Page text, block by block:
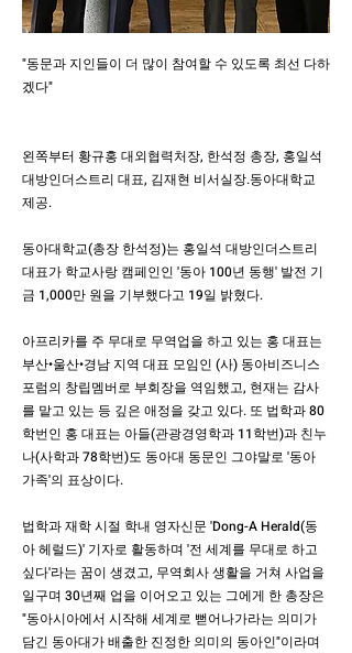
"동문과 지인들이 더 많이 참여할 수 있도록 최선 다하
겠다"
왼쪽부터 황규홍 대외협력처장, 한석정 총장, 홍일석
대방인더스트리 대표, 김재현 비서실장.동아대학교
제공.
동아대학교(총장 한석정)는 홍일석 대방인더스트리
대표가 학교사랑 캠페인인 '동아 100년 동행' 발전 기
금 1,000만 원을 기부했다고 19일 밝혔다.
아프리카를 주 무대로 무역업을 하고 있는 홍 대표는
부산•울산•경남 지역 대표 모임인 (사) 동아비즈니스
포럼의 창립멤버로 부회장을 역임했고, 현재는 감사
를 맡고 있는 등 깊은 애정을 갖고 있다. 또 법학과 80
학번인 홍 대표는 아들(관광경영학과 11학번)과 친누
나(사학과 78학번)도 동아대 동문인 그야말로 '동아
가족'의 표상이다.
법학과 재학 시절 학내 영자신문 'Dong-A Herald(동
아 헤럴드)' 기자로 활동하며 '전 세계를 무대로 하고
싶다'라는 꿈이 생겼고, 무역회사 생활을 거쳐 사업을
일구며 30년째 업을 이어오고 있는 그에게 한 총장은
"동아시아에서 시작해 세계로 뻗어나가라는 의미가
담긴 동아대가 배출한 진정한 의미의 동아인"이라며